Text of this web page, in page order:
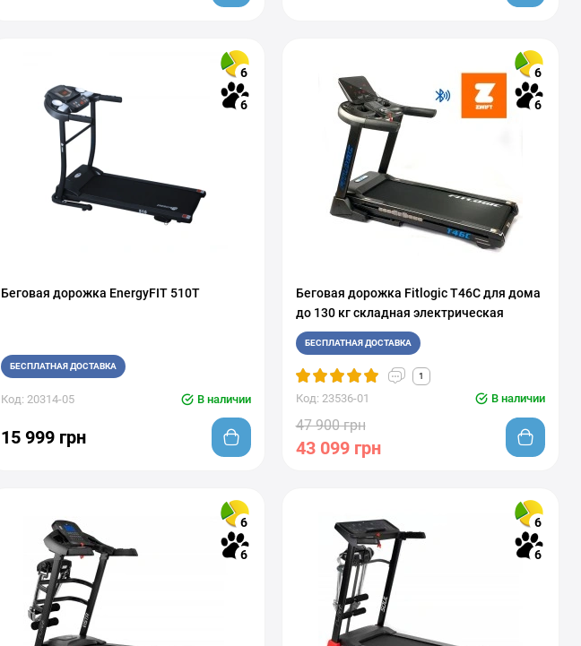
6
6
Беговая дорожка EnergyFIT 510T
БЕСПЛАТНАЯ ДОСТАВКА
Код: 20314-05 В наличии
15 999 грн
6
6
Беговая дорожка Fitlogic T46C для дома
до 130 кг складная электрическая
БЕСПЛАТНАЯ ДОСТАВКА
1
Код: 23536-01 В наличии
47 900 грн
43 099 грн
6
6
6
6